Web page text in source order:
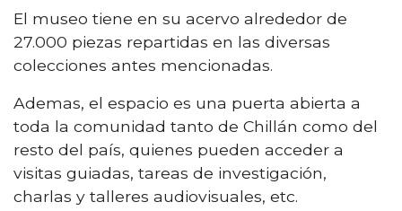
El museo tiene en su acervo alrededor de
27.000 piezas repartidas en las diversas
colecciones antes mencionadas.
Ademas, el espacio es una puerta abierta a
toda la comunidad tanto de Chillán como del
resto del país, quienes pueden acceder a
visitas guiadas, tareas de investigación,
charlas y talleres audiovisuales, etc.